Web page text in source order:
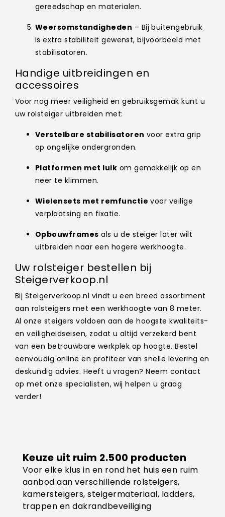
gereedschap en materialen.
Weersomstandigheden – Bij buitengebruik
is extra stabiliteit gewenst, bijvoorbeeld met
stabilisatoren.
Handige uitbreidingen en
accessoires
Voor nog meer veiligheid en gebruiksgemak kunt u
uw rolsteiger uitbreiden met:
Verstelbare stabilisatoren voor extra grip
op ongelijke ondergronden.
Platformen met luik om gemakkelijk op en
neer te klimmen.
Wielensets met remfunctie voor veilige
verplaatsing en fixatie.
Opbouwframes als u de steiger later wilt
uitbreiden naar een hogere werkhoogte.
Uw rolsteiger bestellen bij
Steigerverkoop.nl
Bij Steigerverkoop.nl vindt u een breed assortiment
aan rolsteigers met een werkhoogte van 8 meter.
Al onze steigers voldoen aan de hoogste kwaliteits-
en veiligheidseisen, zodat u altijd verzekerd bent
van een betrouwbare werkplek op hoogte. Bestel
eenvoudig online en profiteer van snelle levering en
deskundig advies. Heeft u vragen? Neem contact
op met onze specialisten, wij helpen u graag
verder!
Keuze uit ruim 2.500 producten
Voor elke klus in en rond het huis een ruim
aanbod aan verschillende rolsteigers,
kamersteigers, steigermateriaal, ladders,
trappen en dakrandbeveiliging